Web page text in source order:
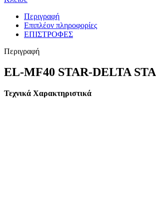
Περιγραφή
Επιπλέον πληροφορίες
ΕΠΙΣΤΡΟΦΕΣ
Περιγραφή
EL-MF40 STAR-DELTA
Τεχνικά Χαρακτηριστικά